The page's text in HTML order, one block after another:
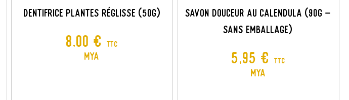
Dentifrice Plantes Réglisse (50G)
Prix
8,00 €TTC
MYA
Savon Douceur Au Calendula (90G -
Sans Emballage)
Prix
5,95 € TTC
MYA